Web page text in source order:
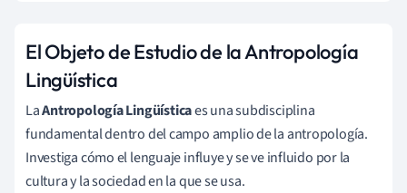
El Objeto de Estudio de la Antropología
Lingüística
LaAntropología Lingüísticaes una subdisciplina
fundamental dentro del campo amplio de la antropología.
Investiga cómo el lenguaje influye y se ve influido por la
cultura y la sociedad en la que se usa.